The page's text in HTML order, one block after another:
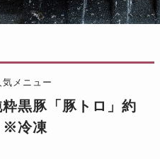
メニュー
黒豚「豚トロ」約
※冷凍